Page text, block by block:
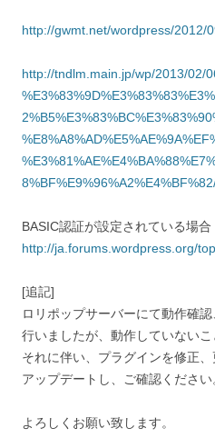
http://gwmt.net/wordpress/2012/
http://tndlm.main.jp/wp/2013/02/
BASIC認証が設定されている場合
http://ja.forums.wordpress.org/
[追記]
ロリポップサーバーにて動作確
行いましたが、動作していないこ
それに伴い、プラグインを修正、
アップデートし、ご確認ください
よろしくお願い致します。